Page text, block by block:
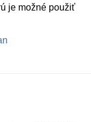
je možné použiť